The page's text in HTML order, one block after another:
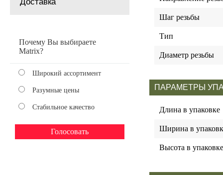
Почему Вы выбираете
Matrix?
Широкий ассортимент
Разумные цены
Стабильное качество
Шаг резьбы
Тип
Диаметр резьбы
ПАРАМЕТРЫ
Длина в упаковке
Ширина в
Высота в упаковке